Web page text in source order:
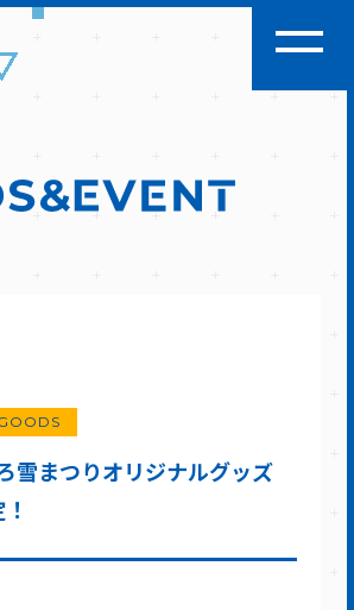
雪まつりオリジナルグッズ